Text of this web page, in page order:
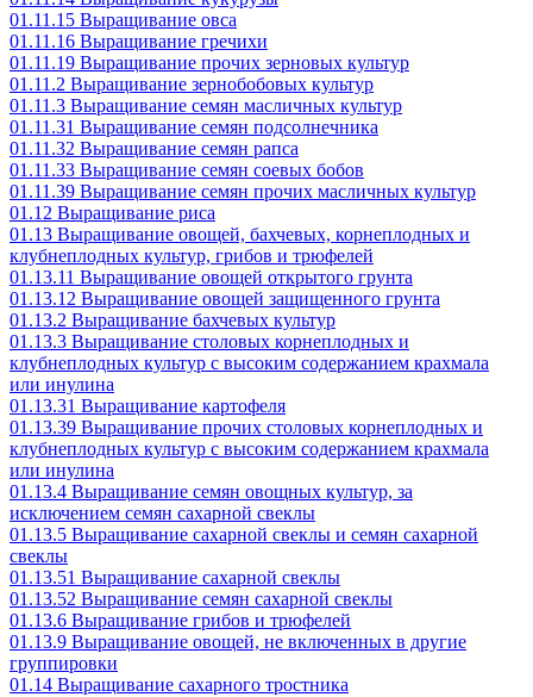
01.11.15 Выращивание овса
01.11.16 Выращивание гречихи
01.11.19 Выращивание прочих зерновых культур
01.11.2 Выращивание зернобобовых культур
01.11.3 Выращивание семян масличных культур
01.11.31 Выращивание семян подсолнечника
01.11.32 Выращивание семян рапса
01.11.33 Выращивание семян соевых бобов
01.11.39 Выращивание семян прочих масличных культур
01.12 Выращивание риса
01.13 Выращивание овощей, бахчевых, корнеплодных и
клубнеплодных культур, грибов и трюфелей
01.13.11 Выращивание овощей открытого грунта
01.13.12 Выращивание овощей защищенного грунта
01.13.2 Выращивание бахчевых культур
01.13.3 Выращивание столовых корнеплодных и
клубнеплодных культур с высоким содержанием крахмала
или инулина
01.13.31 Выращивание картофеля
01.13.39 Выращивание прочих столовых корнеплодных и
клубнеплодных культур с высоким содержанием крахмала
или инулина
01.13.4 Выращивание семян овощных культур, за
исключением семян сахарной свеклы
01.13.5 Выращивание сахарной свеклы и семян сахарной
свеклы
01.13.51 Выращивание сахарной свеклы
01.13.52 Выращивание семян сахарной свеклы
01.13.6 Выращивание грибов и трюфелей
01.13.9 Выращивание овощей, не включенных в другие
группировки
01.14 Выращивание сахарного тростника